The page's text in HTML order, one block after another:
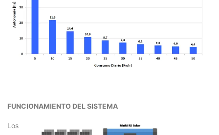
FUNCIONAMIENTO DEL SISTEMA
Los